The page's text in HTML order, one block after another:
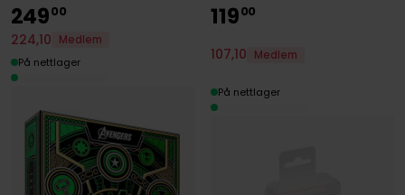
24900
224,10
Medlem
På nettlager
11900
107,10 Medlem
På nettlager